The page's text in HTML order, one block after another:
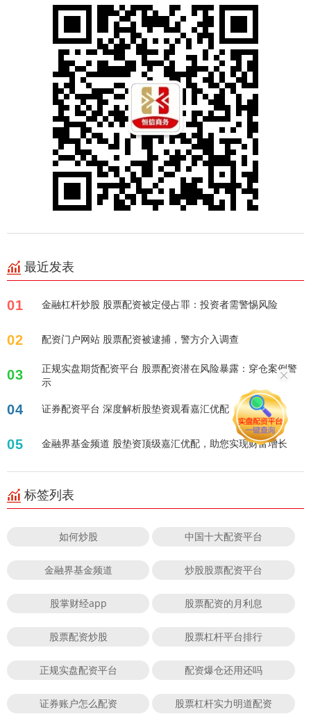
最近发表
01 金融杠杆炒股 股票配资被定侵占罪：投资者需警惕风险
02 配资门户网站 股票配资被逮捕，警方介入调查
03
正规实盘期货配资平台 股票配资潜在风险暴露：穿仓案例警
示
04 证券配资平台 深度解析股垫资观看嘉汇优配
05 金融界基金频道 股垫资顶级嘉汇优配，助您实现财富增长
标签列表
如何炒股 中国十大配资平台
金融界基金频道 炒股股票配资平台
股掌财经app 股票配资的月利息
股票配资炒股 股票杠杆平台排行
正规实盘配资平台 配资爆仓还用还吗
证券账户怎么配资 股票杠杆实力明道配资